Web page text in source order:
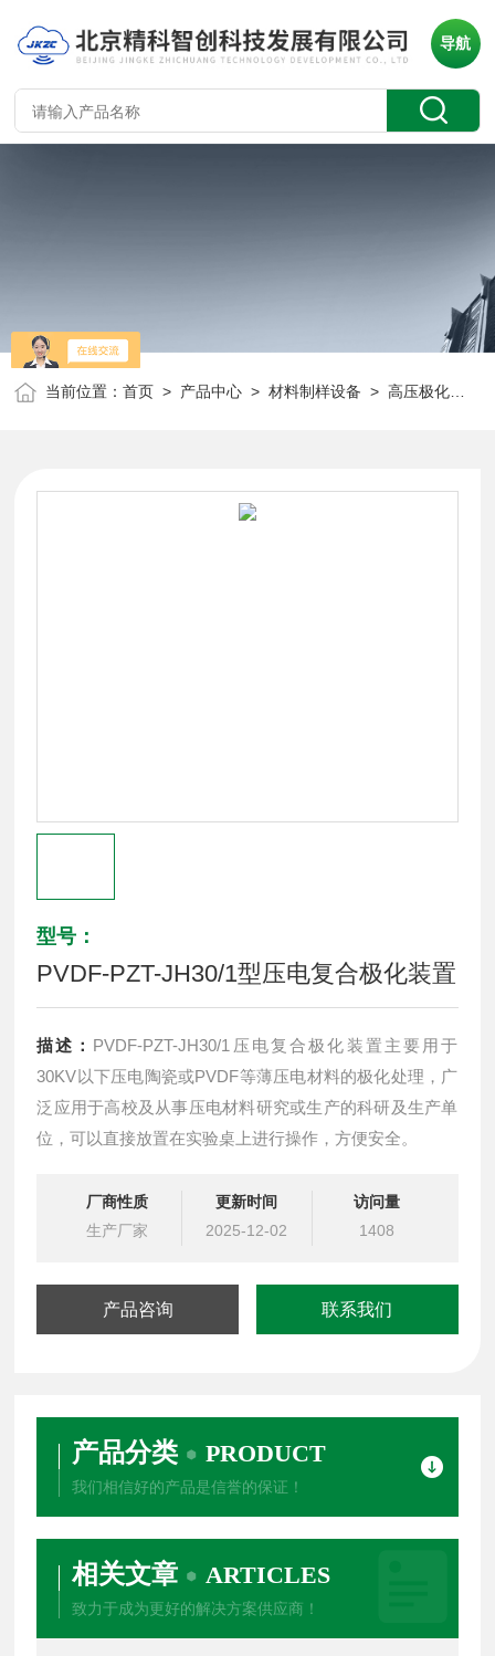
导航
当前位置：首页 > 产品中心 >材料制样设备 >高压极化装置
型号：
PVDF-PZT-JH30/1型压电复合极化装置
描述： PVDF-PZT-JH30/1压电复合极化装置主要用于
30KV以下压电陶瓷或PVDF等薄压电材料的极化处理，广
泛应用于高校及从事压电材料研究或生产的科研及生产单
位，可以直接放置在实验桌上进行操作，方便安全。
厂商性质
生产厂家
更新时间
2025-12-02
访问量
1408
产品咨询 联系我们
产品分类 PRODUCT
我们相信好的产品是信誉的保证！
相关文章 ARTICLES
致力于成为更好的解决方案供应商！